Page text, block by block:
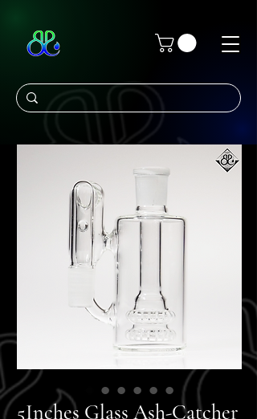
5Inches Glass Ash-Catcher